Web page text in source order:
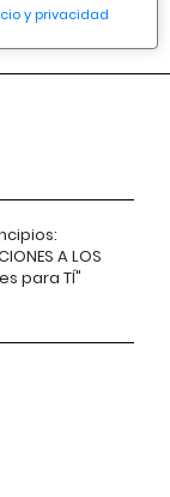
y privacidad
A LOS
para TÍ"